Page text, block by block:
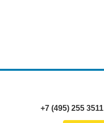
+7 (495) 255 3511